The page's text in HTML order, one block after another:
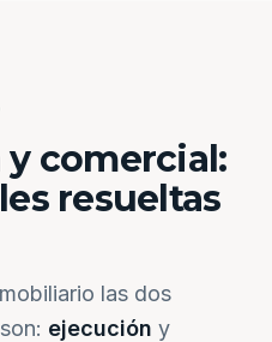
comercial:
resueltas
las dos
ejecución y